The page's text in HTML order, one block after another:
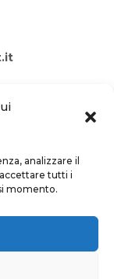
analizzare il
tutti i
momento.